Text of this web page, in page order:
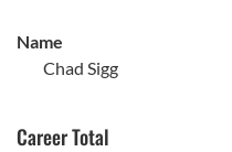
Name
Chad Sigg
Career Total